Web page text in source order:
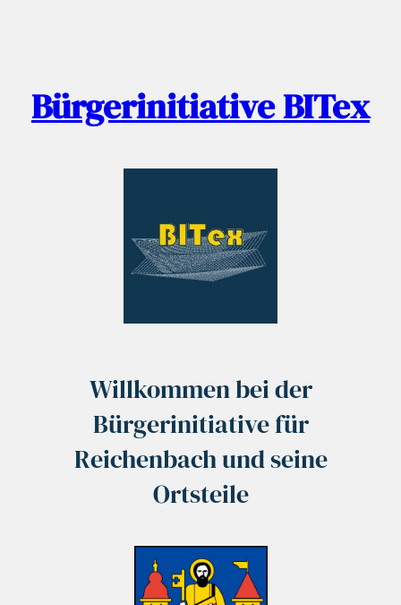
Bürgerinitiative BITex
Willkommen bei der
Bürgerinitiative für
Reichenbach und seine
Ortsteile